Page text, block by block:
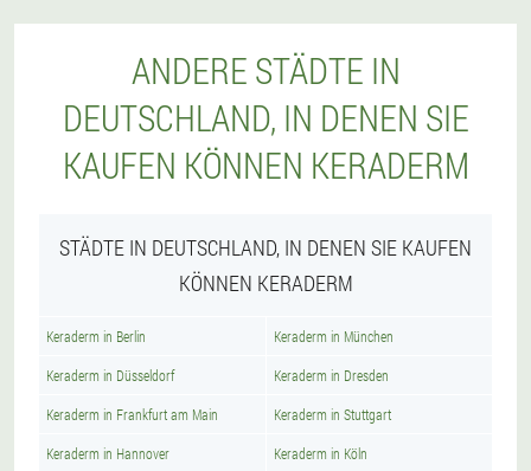
ANDERE STÄDTE IN
DEUTSCHLAND, IN DENEN SIE
KAUFEN KÖNNEN KERADERM
STÄDTE IN DEUTSCHLAND, IN DENEN SIE KAUFEN
KÖNNEN KERADERM
Keraderm in Berlin Keraderm in München
Keraderm in Düsseldorf Keraderm in Dresden
Keraderm in Frankfurt am Main Keraderm in Stuttgart
Keraderm in Hannover Keraderm in Köln